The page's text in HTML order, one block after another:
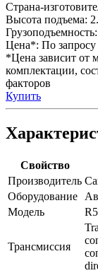
Страна-
Высота подъема:
Грузоподъемность:
Цена*: По запросу
*Цена зависит от
комплектации,
факторов
Купить
Свойство
Производитель
Оборудование
Модель
Трансмиссия